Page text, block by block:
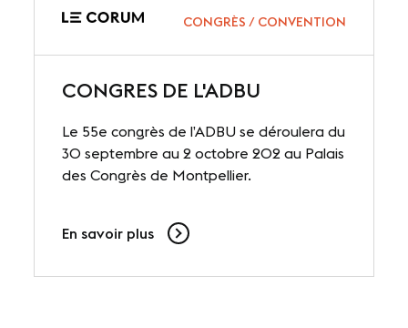
CONGRÈS / CONVENTION
CONGRES DE L'ADBU
Le 55e congrès de l’ADBU se déroulera du
30 septembre au 2 octobre 202 au Palais
des Congrès de Montpellier.
En savoir plus